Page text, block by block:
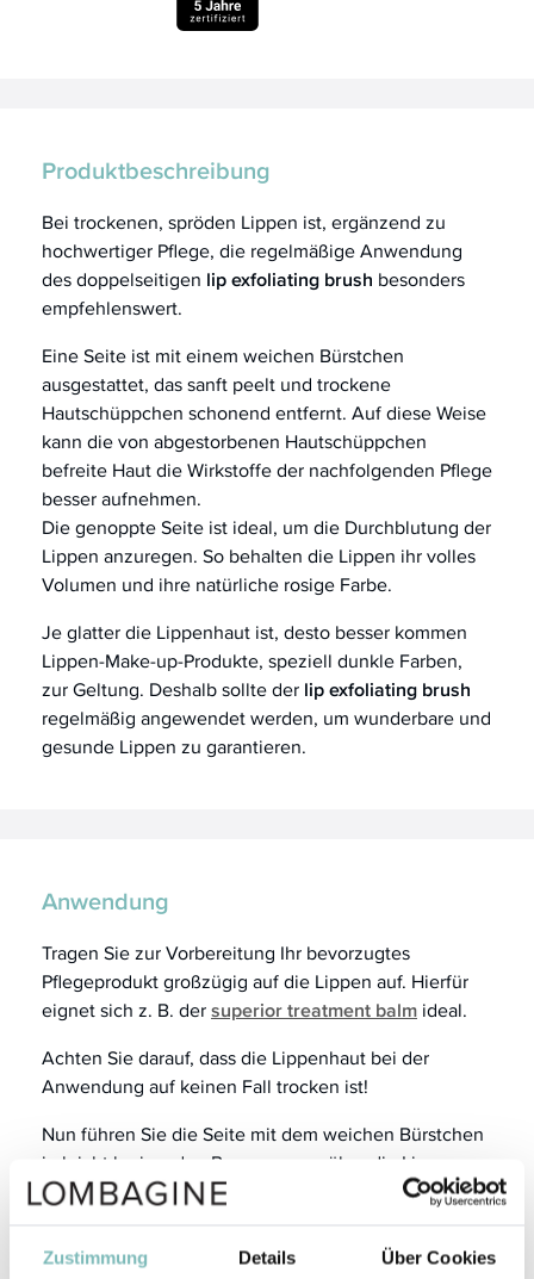
Zustimmung Details Über Cookies
Produktbeschreibung
Bei trockenen, spröden Lippen ist, ergänzend zu
hochwertiger Pflege, die regelmäßige Anwendung
des doppelseitigen lip exfoliating brush besonders
empfehlenswert.
Eine Seite ist mit einem weichen Bürstchen
ausgestattet, das sanft peelt und trockene
Hautschüppchen schonend entfernt. Auf diese Weise
kann die von abgestorbenen Hautschüppchen
befreite Haut die Wirkstoffe der nachfolgenden Pflege
besser aufnehmen.
Die genoppte Seite ist ideal, um die Durchblutung der
Lippen anzuregen. So behalten die Lippen ihr volles
Volumen und ihre natürliche rosige Farbe.
Je glatter die Lippenhaut ist, desto besser kommen
Lippen-Make-up-Produkte, speziell dunkle Farben,
zur Geltung. Deshalb sollte der lip exfoliating brush
regelmäßig angewendet werden, um wunderbare und
gesunde Lippen zu garantieren.
Anwendung
Tragen Sie zur Vorbereitung Ihr bevorzugtes
Pflegeprodukt großzügig auf die Lippen auf. Hierfür
eignet sich z. B. dersuperior treatment balm ideal.
Achten Sie darauf, dass die Lippenhaut bei der
Anwendung auf keinen Fall trocken ist!
Nun führen Sie die Seite mit dem weichen Bürstchen
in leicht kreisenden Bewegungen über die Lippen.
Führen Sie die Anwendung fort, solange es für Sie
Hautschüppchen entfernt wurden.